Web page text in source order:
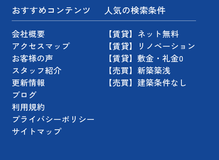
おすすめコンテンツ
会社概要
アクセスマップ
お客様の声
スタッフ紹介
更新情報
ブログ
利用規約
プライバシーポリシー
サイトマップ
人気の検索条件
【賃貸】ネット無料
【賃貸】リノベーション
【賃貸】敷金・礼金0
【売買】新築築浅
【売買】建築条件なし